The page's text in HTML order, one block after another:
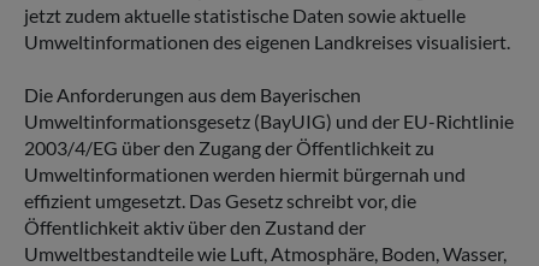
jetzt zudem aktuelle statistische Daten sowie aktuelle
Umweltinformationen des eigenen Landkreises visualisiert.
Die Anforderungen aus dem Bayerischen
Umweltinformationsgesetz (BayUIG) und der EU-Richtlinie
2003/4/EG über den Zugang der Öffentlichkeit zu
Umweltinformationen werden hiermit bürgernah und
effizient umgesetzt. Das Gesetz schreibt vor, die
Öffentlichkeit aktiv über den Zustand der
Umweltbestandteile wie Luft, Atmosphäre, Boden, Wasser,